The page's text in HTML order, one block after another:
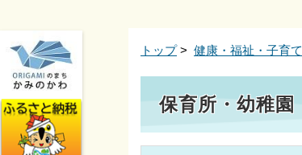
トップ> 健康・福祉・子育て
保育所・幼稚園